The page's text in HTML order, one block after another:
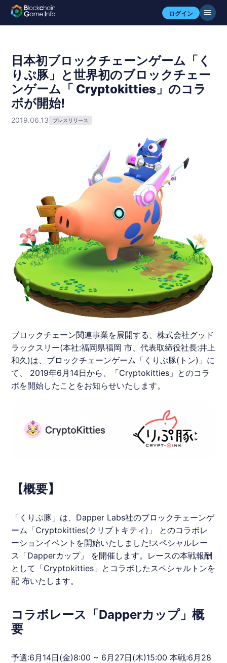
ログイン
日本初ブロックチェーンゲーム「く
りぷ豚」と世界初のブロックチェー
ンゲーム「 Cryptokitties​」のコラ
ボが開始!
2019.06.13 プレスリリース
ブロックチェーン関連事業を展開する、株式会社グッド
ラックスリー(本社:福岡県福岡 市、代表取締役社長:井上
和久)は、ブロックチェーンゲーム「くりぷ豚(トン)」に
て、 2019年6月14日から、「​Cryptokitties​」とのコラ
ボを開始したことをお知らせいたします。
【概要】
「くりぷ豚」は、Dapper Labs社のブロックチェーンゲ
ーム「​Cryptokitties(クリプトキティ)」​ とのコラボレ
ーションイベントを開始いたしました!スペシャルレー
ス「Dapperカップ」 を開催します。レースの本戦報酬
として「​Cryptokitties​」とコラボしたスペシャルトンを
配 布いたします。
コラボレース「Dapperカップ」概
要
予選:6月14日(金)8:00 ~ 6月27日(木)15:00 本戦:6月28